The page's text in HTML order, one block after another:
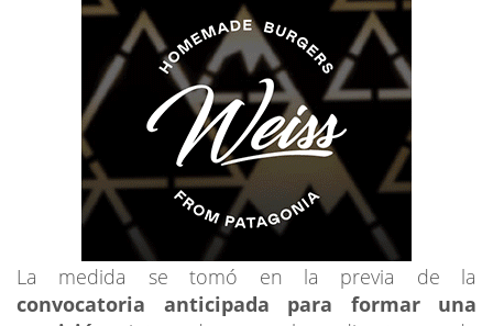
La medida se tomó en la previa de la
convocatoria anticipada para formar una